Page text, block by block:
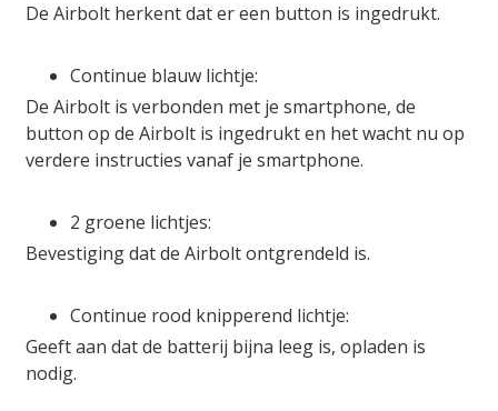
De Airbolt herkent dat er een button is ingedrukt.
Continue blauw lichtje:
De Airbolt is verbonden met je smartphone, de
button op de Airbolt is ingedrukt en het wacht nu op
verdere instructies vanaf je smartphone.
2 groene lichtjes:
Bevestiging dat de Airbolt ontgrendeld is.
Continue rood knipperend lichtje:
Geeft aan dat de batterij bijna leeg is, opladen is
nodig.